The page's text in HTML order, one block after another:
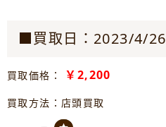
■買取日：2023/4/26
買取価格： ￥2,200
買取方法：店頭買取